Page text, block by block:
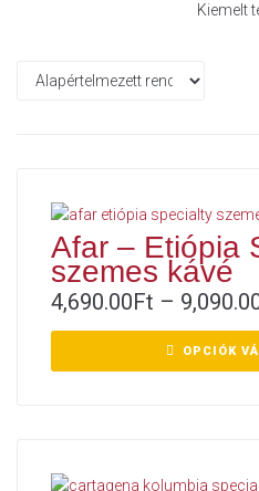
Kiemelt
Afar – Etiópia
szemes kávé
4,690.00Ft –
OPCIÓK